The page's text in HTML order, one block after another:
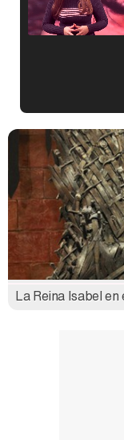
La Reina Isabel